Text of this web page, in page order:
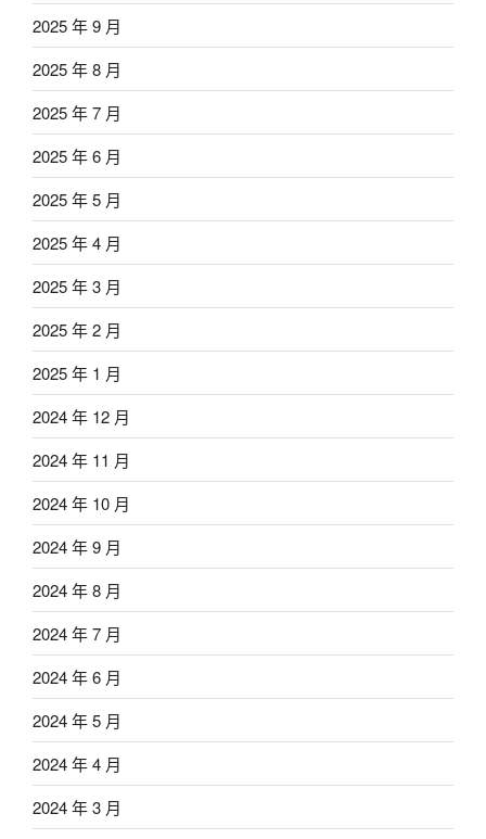
2025 年 9 月
2025 年 8 月
2025 年 7 月
2025 年 6 月
2025 年 5 月
2025 年 4 月
2025 年 3 月
2025 年 2 月
2025 年 1 月
2024 年 12 月
2024 年 11 月
2024 年 10 月
2024 年 9 月
2024 年 8 月
2024 年 7 月
2024 年 6 月
2024 年 5 月
2024 年 4 月
2024 年 3 月